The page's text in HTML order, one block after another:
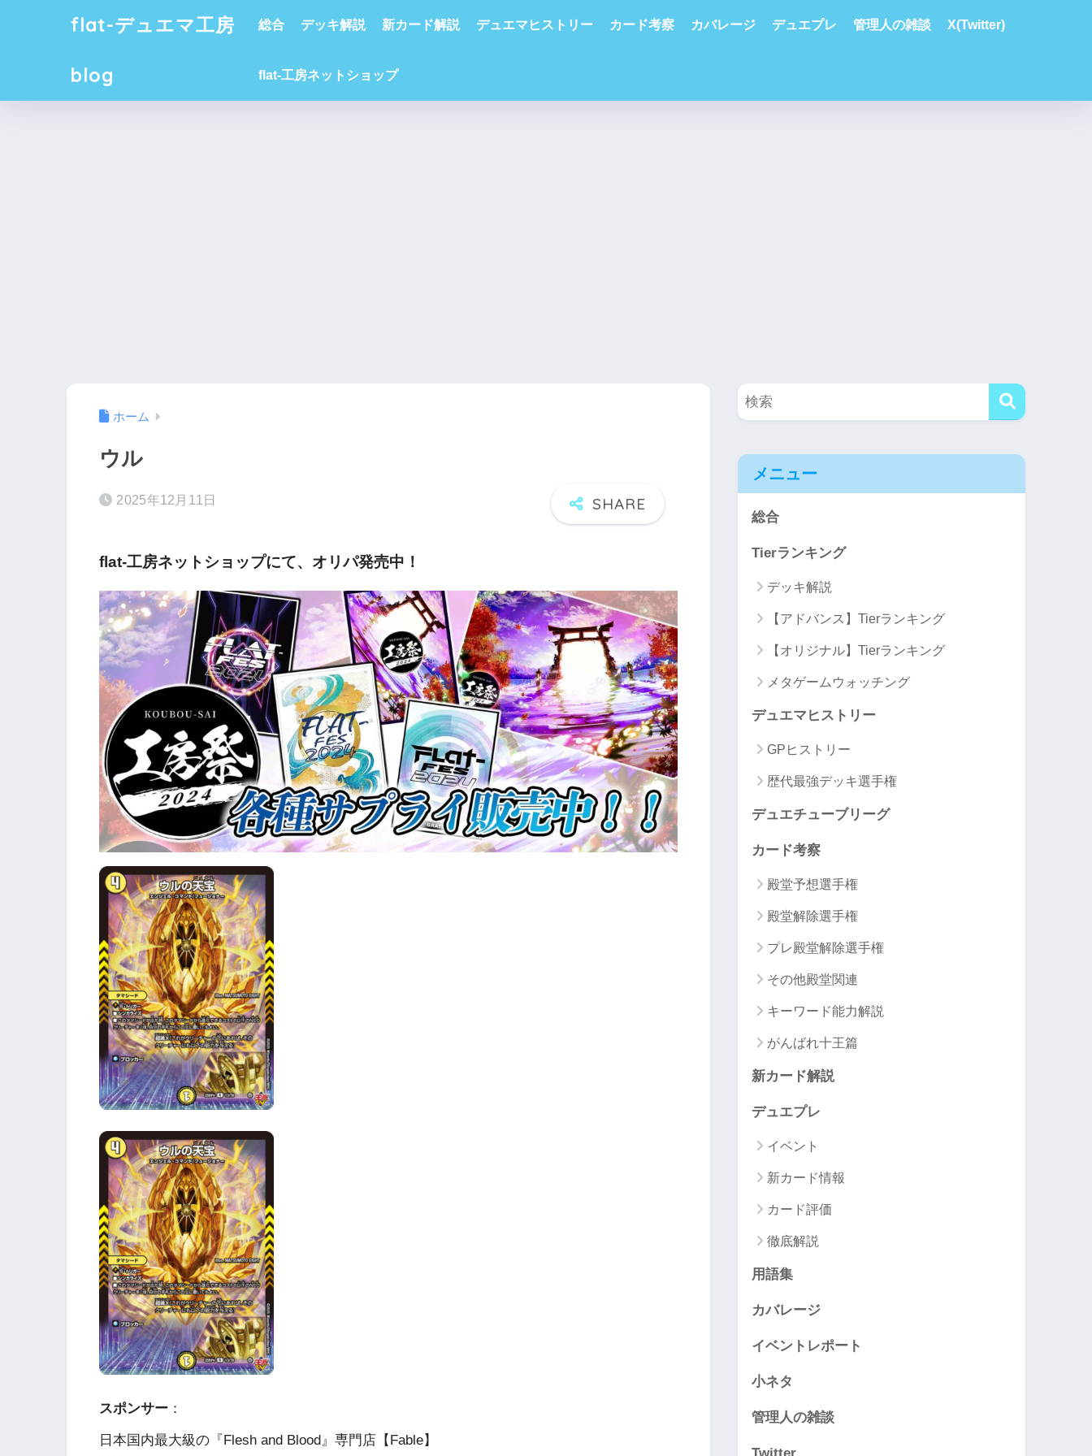
flat-デュエマ工房
blog
総合 デッキ解説 新カード解説 デュエマヒストリー カード考察 カバレージ デュエプレ 管理人の雑談 X(Twitter)
flat-工房ネットショップ
ホーム
ウル
2025年12月11日
flat-工房ネットショップにて、オリパ発売中！
スポンサー ：
日本国内最大級の『Flesh and Blood』専門店【Fable】
メニュー
総合
Tierランキング
デッキ解説
【アドバンス】Tierランキング
【オリジナル】Tierランキング
メタゲームウォッチング
デュエマヒストリー
GPヒストリー
歴代最強デッキ選手権
デュエチューブリーグ
カード考察
殿堂予想選手権
殿堂解除選手権
プレ殿堂解除選手権
その他殿堂関連
キーワード能力解説
がんばれ十王篇
新カード解説
デュエプレ
イベント
新カード情報
カード評価
徹底解説
用語集
カバレージ
イベントレポート
小ネタ
管理人の雑談